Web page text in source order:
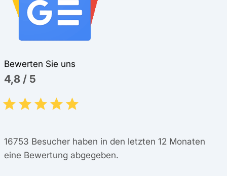
Bewerten Sie uns
4,8 / 5
16753 Besucher haben in den letzten 12 Monaten
eine Bewertung abgegeben.